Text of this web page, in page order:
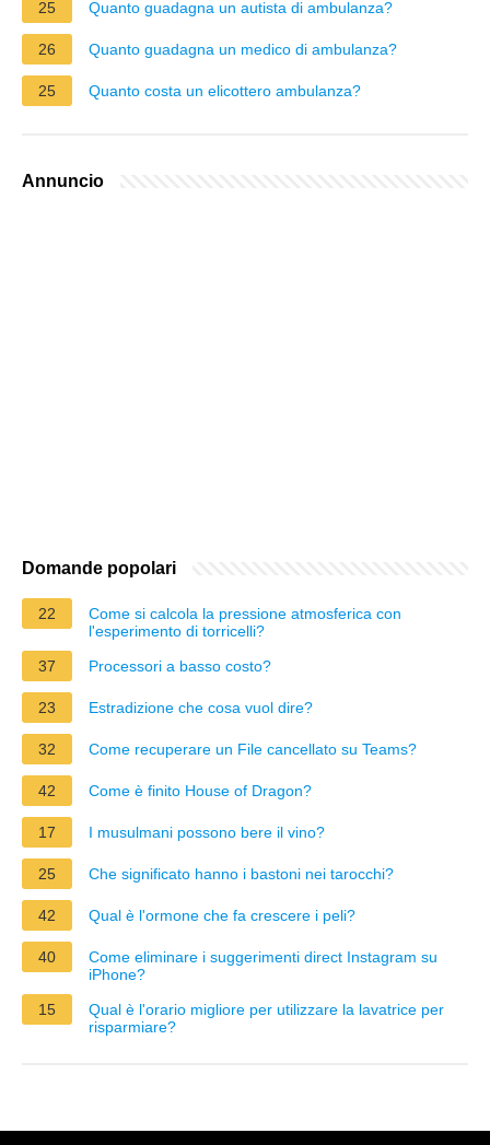
25 Quanto guadagna un autista di ambulanza?
26 Quanto guadagna un medico di ambulanza?
25 Quanto costa un elicottero ambulanza?
Annuncio
Domande popolari
22
Come si calcola la pressione atmosferica con
l'esperimento di torricelli?
37
Processori a basso costo?
23 Estradizione che cosa vuol dire?
32 Come recuperare un File cancellato su Teams?
42 Come è finito House of Dragon?
17 I musulmani possono bere il vino?
25 Che significato hanno i bastoni nei tarocchi?
42 Qual è l'ormone che fa crescere i peli?
40
Come eliminare i suggerimenti direct Instagram su
iPhone?
15
Qual è l'orario migliore per utilizzare la lavatrice per
risparmiare?